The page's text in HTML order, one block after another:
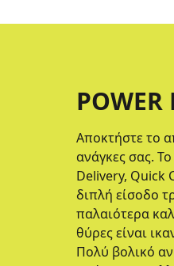
Αποκτήστε το
ανάγκες σας.
Delivery, Quick
διπλή είσοδο
παλαιότερα
θύρες είναι
Πολύ βολικό αν